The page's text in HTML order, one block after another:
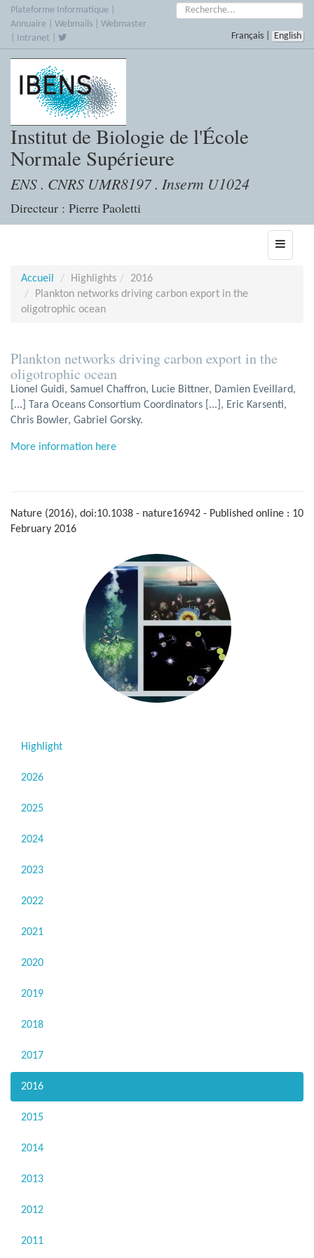
Accèder
directement
Plateforme Informatique
Annuaire
Webmails
Webmaster
Intranet
Rechercher :
Français English
Institut de Biologie de l'École
Normale Supérieure
ENS . CNRS UMR8197 . Inserm U1024
Directeur : Pierre Paoletti
Toggle
Accueil
Highlights
2016
Plankton networks driving carbon export in the
oligotrophic ocean
Plankton networks driving carbon export in the
oligotrophic ocean
Lionel Guidi, Samuel Chaffron, Lucie Bittner, Damien Eveillard,
[...] Tara Oceans Consortium Coordinators [...], Eric Karsenti,
Chris Bowler, Gabriel Gorsky.
More information here
Nature (2016), doi:10.1038 - nature16942 - Published online : 10
February 2016
Highlight
2026
2025
2024
2023
2022
2021
2020
2019
2018
2017
2016
2015
2014
2013
2012
2011